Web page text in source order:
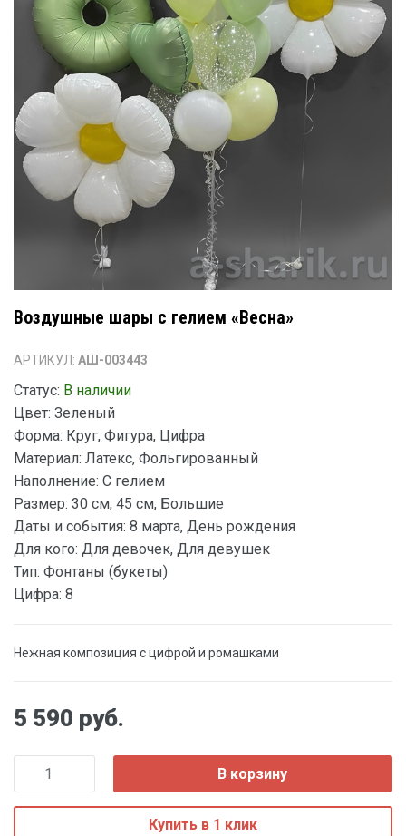
Воздушные шары с гелием «Весна»
АРТИКУЛ: АШ-003443
Статус: В наличии
Цвет: Зеленый
Форма: Круг, Фигура, Цифра
Материал: Латекс, Фольгированный
Наполнение: С гелием
Размер: 30 см, 45 см, Большие
Даты и события: 8 марта, День рождения
Для кого: Для девочек, Для девушек
Тип: Фонтаны (букеты)
Цифра: 8
Нежная композиция с цифрой и ромашками
5 590 руб.
В корзину
Купить в 1 клик